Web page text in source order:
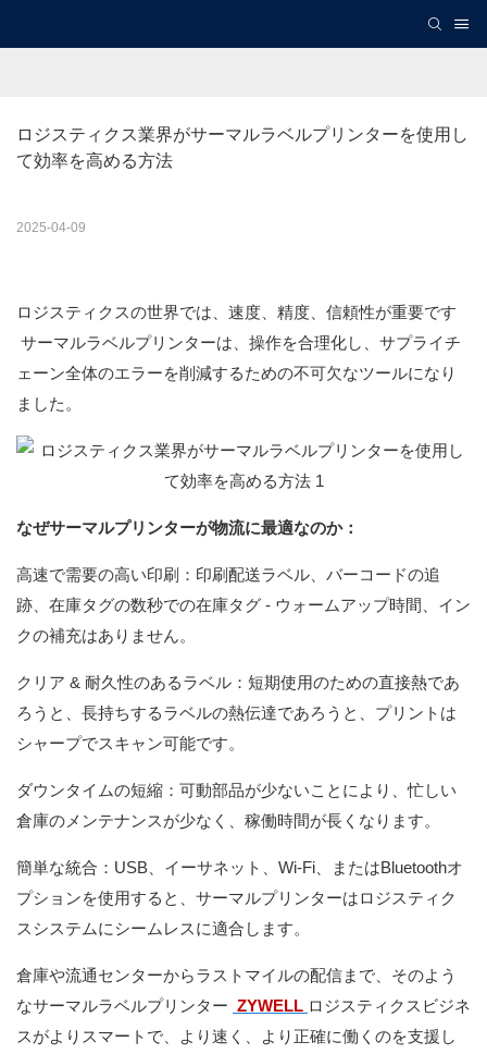
ロジスティクス業界がサーマルラベルプリンターを使用し
て効率を高める方法
2025-04-09
ロジスティクスの世界では、速度、精度、信頼性が重要です
サーマルラベルプリンターは、操作を合理化し、サプライチ
ェーン全体のエラーを削減するための不可欠なツールになり
ました。
なぜサーマルプリンターが物流に最適なのか：
高速で需要の高い印刷：印刷配送ラベル、バーコードの追
跡、在庫タグの数秒での在庫タグ - ウォームアップ時間、イン
クの補充はありません。
クリア & 耐久性のあるラベル：短期使用のための直接熱であ
ろうと、長持ちするラベルの熱伝達であろうと、プリントは
シャープでスキャン可能です。
ダウンタイムの短縮：可動部品が少ないことにより、忙しい
倉庫のメンテナンスが少なく、稼働時間が長くなります。
簡単な統合：USB、イーサネット、Wi-Fi、またはBluetoothオ
プションを使用すると、サーマルプリンターはロジスティク
スシステムにシームレスに適合します。
倉庫や流通センターからラストマイルの配信まで、そのよう
なサーマルラベルプリンター ZYWELL ロジスティクスビジネ
スがよりスマートで、より速く、より正確に働くのを支援し